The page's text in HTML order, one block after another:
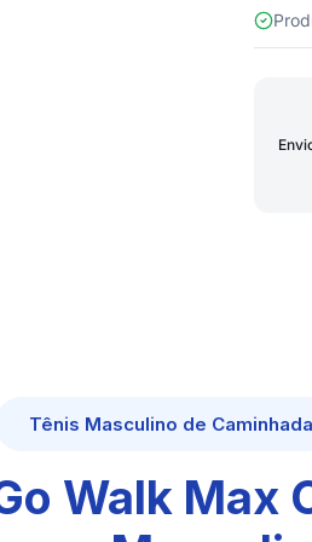
Tênis Masculino de
Walk Max